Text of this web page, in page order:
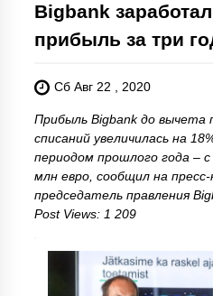
Bigbank
прибыль за три
Сб Авг 22 , 2020
Прибыль Bigbank до вычета
списаний увеличилась на
периодом прошлого года –
млн евро, сообщил на
председатель правления
Post Views: 1 209